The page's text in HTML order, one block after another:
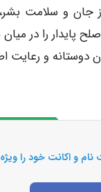
جان و سلامت
را در
دوستانه و
و اکانت خود را